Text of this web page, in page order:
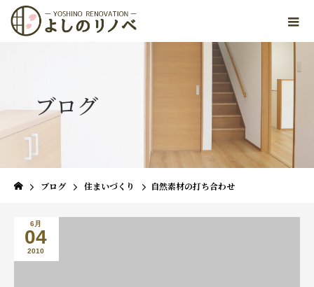
ブログ
ブログ 住まいづくり 自然素材の打ち合わせ
6月
04
2010